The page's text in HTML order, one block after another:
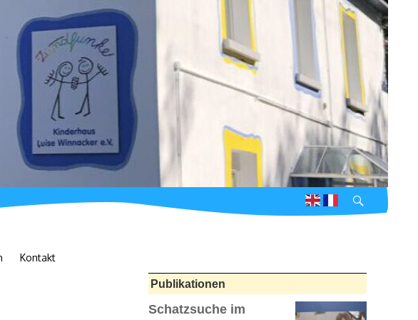
Suchen
Kontakt
Publikationen
Schatzsuche im